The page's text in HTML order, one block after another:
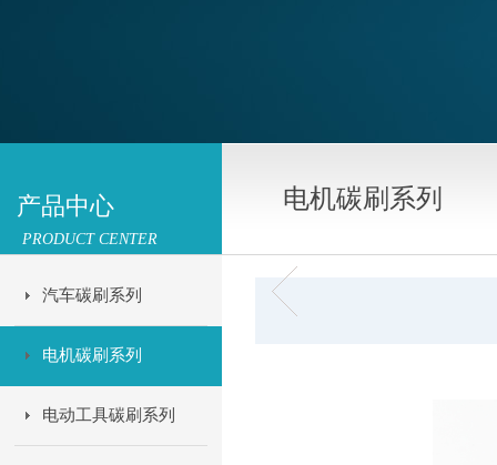
产品中心
PRODUCT CENTER
电机碳刷系列
汽车碳刷系列
电机碳刷系列
电动工具碳刷系列